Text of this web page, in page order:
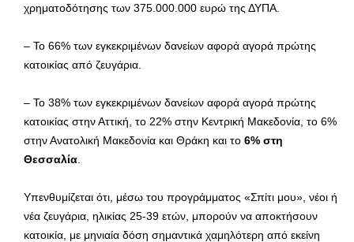
χρηματοδότησης των 375.000.000 ευρώ της ΔΥΠΑ.
– Το 66% των εγκεκριμένων δανείων αφορά αγορά πρώτης
κατοικίας από ζευγάρια.
– Το 38% των εγκεκριμένων δανείων αφορά αγορά πρώτης
κατοικίας στην Αττική, το 22% στην Κεντρική Μακεδονία, το 6%
στην Ανατολική Μακεδονία και Θράκη και το 6% στη
Θεσσαλία
Υπενθυμίζεται ότι, μέσω του προγράμματος «Σπίτι μου», νέοι ή
νέα ζευγάρια, ηλικίας 25-39 ετών, μπορούν να αποκτήσουν
κατοικία, με μηνιαία δόση σημαντικά χαμηλότερη από εκείνη